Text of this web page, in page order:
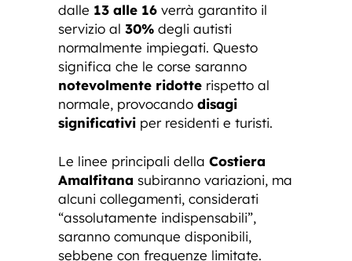
dalle 13 alle 16 verrà garantito il
servizio al 30% degli autisti
normalmente impiegati. Questo
significa che le corse saranno
notevolmente ridotte rispetto al
normale, provocando disagi
significativi per residenti e turisti.
Le linee principali della Costiera
Amalfitana subiranno variazioni, ma
alcuni collegamenti, considerati
“assolutamente indispensabili”,
saranno comunque disponibili,
sebbene con frequenze limitate.